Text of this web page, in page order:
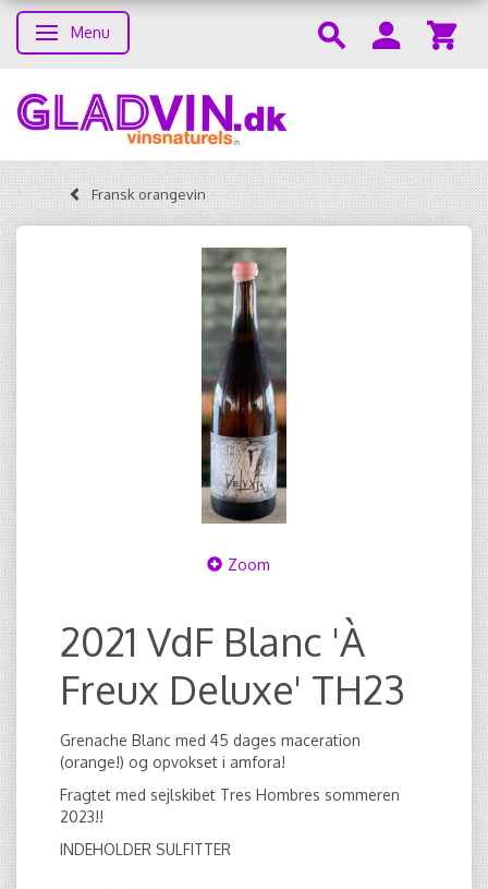
Skifte navigation
Menu
Fransk orangevin
Zoom
2021 VdF Blanc 'À
Freux Deluxe' TH23
Grenache Blanc med 45 dages maceration
(orange!) og opvokset i amfora!
Fragtet med sejlskibet Tres Hombres sommeren
2023!!
INDEHOLDER SULFITTER